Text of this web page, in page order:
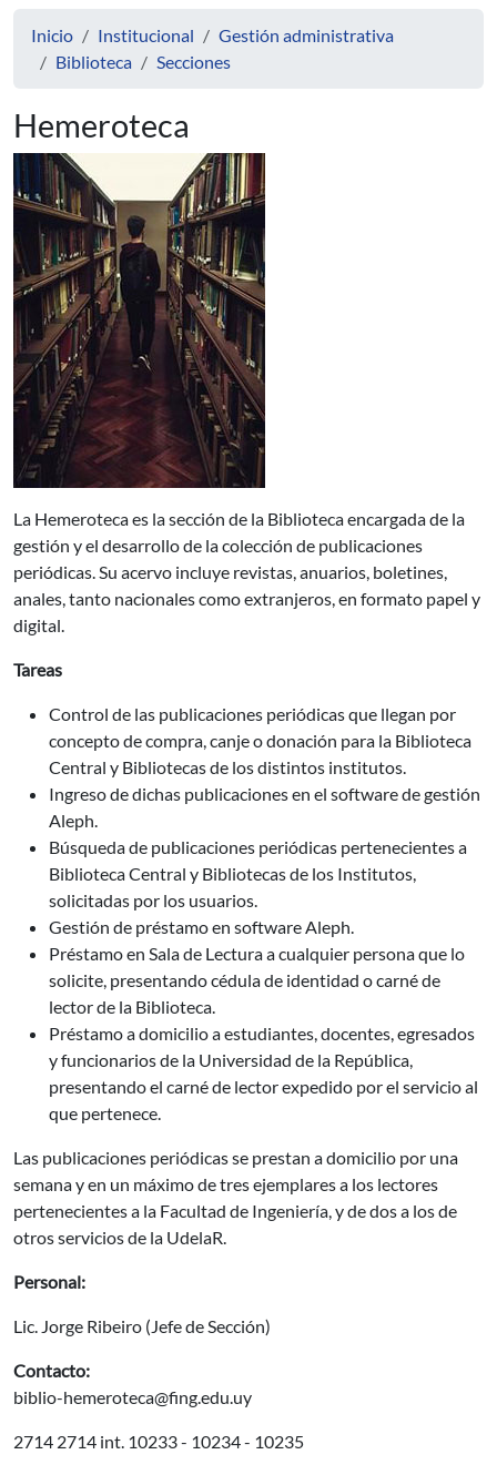
Inicio Institucional
Gestión administrativa
Biblioteca
Secciones
Hemeroteca
La Hemeroteca es la sección de la Biblioteca encargada de la
gestión y el desarrollo de la colección de publicaciones
periódicas. Su acervo incluye revistas, anuarios, boletines,
anales, tanto nacionales como extranjeros, en formato papel y
digital.
Tareas
Control de las publicaciones periódicas que llegan por
concepto de compra, canje o donación para la Biblioteca
Central y Bibliotecas de los distintos institutos.
Ingreso de dichas publicaciones en el software de gestión
Aleph.
Búsqueda de publicaciones periódicas pertenecientes a
Biblioteca Central y Bibliotecas de los Institutos,
solicitadas por los usuarios.
Gestión de préstamo en software Aleph.
Préstamo en Sala de Lectura a cualquier persona que lo
solicite, presentando cédula de identidad o carné de
lector de la Biblioteca.
Préstamo a domicilio a estudiantes, docentes, egresados
y funcionarios de la Universidad de la República,
presentando el carné de lector expedido por el servicio al
que pertenece.
Las publicaciones periódicas se prestan a domicilio por una
semana y en un máximo de tres ejemplares a los lectores
pertenecientes a la Facultad de Ingeniería, y de dos a los de
otros servicios de la UdelaR.
Personal:
Lic. Jorge Ribeiro (Jefe de Sección)
Contacto:
biblio-hemeroteca@fing.edu.uy
2714 2714 int. 10233 - 10234 - 10235